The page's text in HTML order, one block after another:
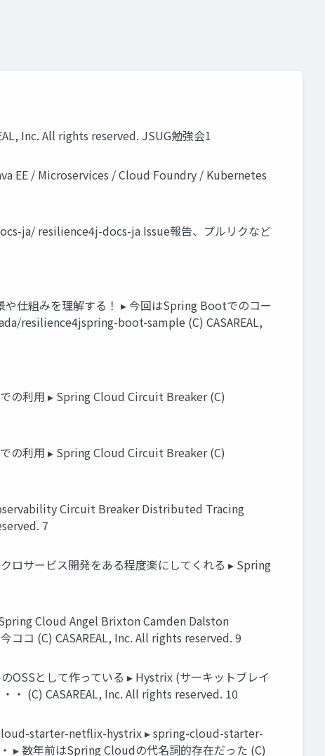
Inc. All rights reserved. JSUG勉強会1
EE / Microservices / Cloud Foundry / Kubernetes
ja/ resilience4j-docs-ja Issue報告、プルリクなど
仕組みを理解する！ ▸ 今回はSpring Bootでのコー
resilience4jspring-boot-sample (C) CASAREAL,
の利用 ▸ Spring Cloud Circuit Breaker (C)
の利用 ▸ Spring Cloud Circuit Breaker (C)
Circuit Breaker Distributed Tracing
7
ロサービス開発をある程度楽にしてくれる ▸ Spring
Cloud Angel Brixton Camden Dalston
ココ (C) CASAREAL, Inc. All rights reserved. 9
として作っている ▸ Hystrix (サーキットブレイ
・ (C) CASAREAL, Inc. All rights reserved. 10
starter-netﬂix-hystrix ▸ spring-cloud-starter-
数年前はSpring Cloudの代名詞的存在だった (C)